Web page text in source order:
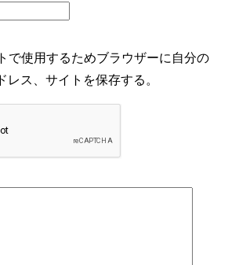
で使用するためブラウザーに自分の
レス、サイトを保存する。